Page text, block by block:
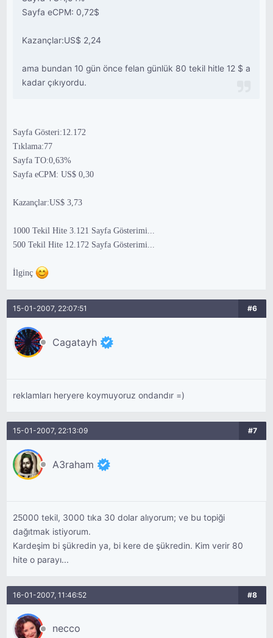
Sayfa eCPM: 0,72$
Kazançlar:US$ 2,24
ama bundan 10 gün önce felan günlük 80 tekil hitle 12 $ a
kadar çıkıyordu.
Sayfa Gösteri:12.172
Tıklama:77
Sayfa TO:0,63%
Sayfa eCPM: US$ 0,30
Kazançlar:US$ 3,73
1000 Tekil Hite 3.121 Sayfa Gösterimi...
500 Tekil Hite 12.172 Sayfa Gösterimi...
İlginç
15-01-2007, 22:07:51 #6
Cagatayh
reklamları heryere koymuyoruz ondandır =)
15-01-2007, 22:13:09 #7
A3raham
25000 tekil, 3000 tıka 30 dolar alıyorum; ve bu topiği
dağıtmak istiyorum.
Kardeşim bi şükredin ya, bi kere de şükredin. Kim verir 80
hite o parayı...
16-01-2007, 11:46:52 #8
necco